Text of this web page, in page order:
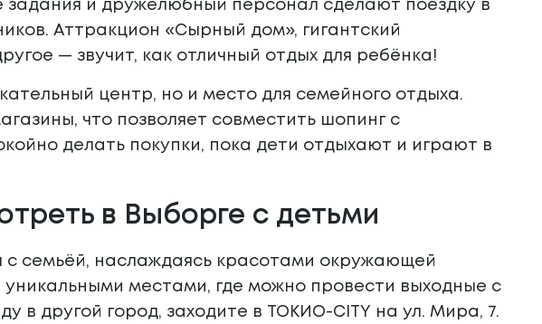
задания и дружелюбный персонал сделают поездку в
Аттракцион «Сырный дом», гигантский
— звучит, как отличный отдых для ребёнка!
центр, но и место для семейного отдыха.
что позволяет совместить шопинг с
делать покупки, пока дети отдыхают и играют в
в Выборге с детьми
с семьёй, наслаждаясь красотами окружающей
местами, где можно провести выходные с
в другой город, заходите в ТОКИО-CITY на ул. Мира, 7.